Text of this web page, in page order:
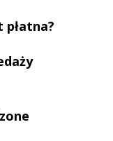
płatna?